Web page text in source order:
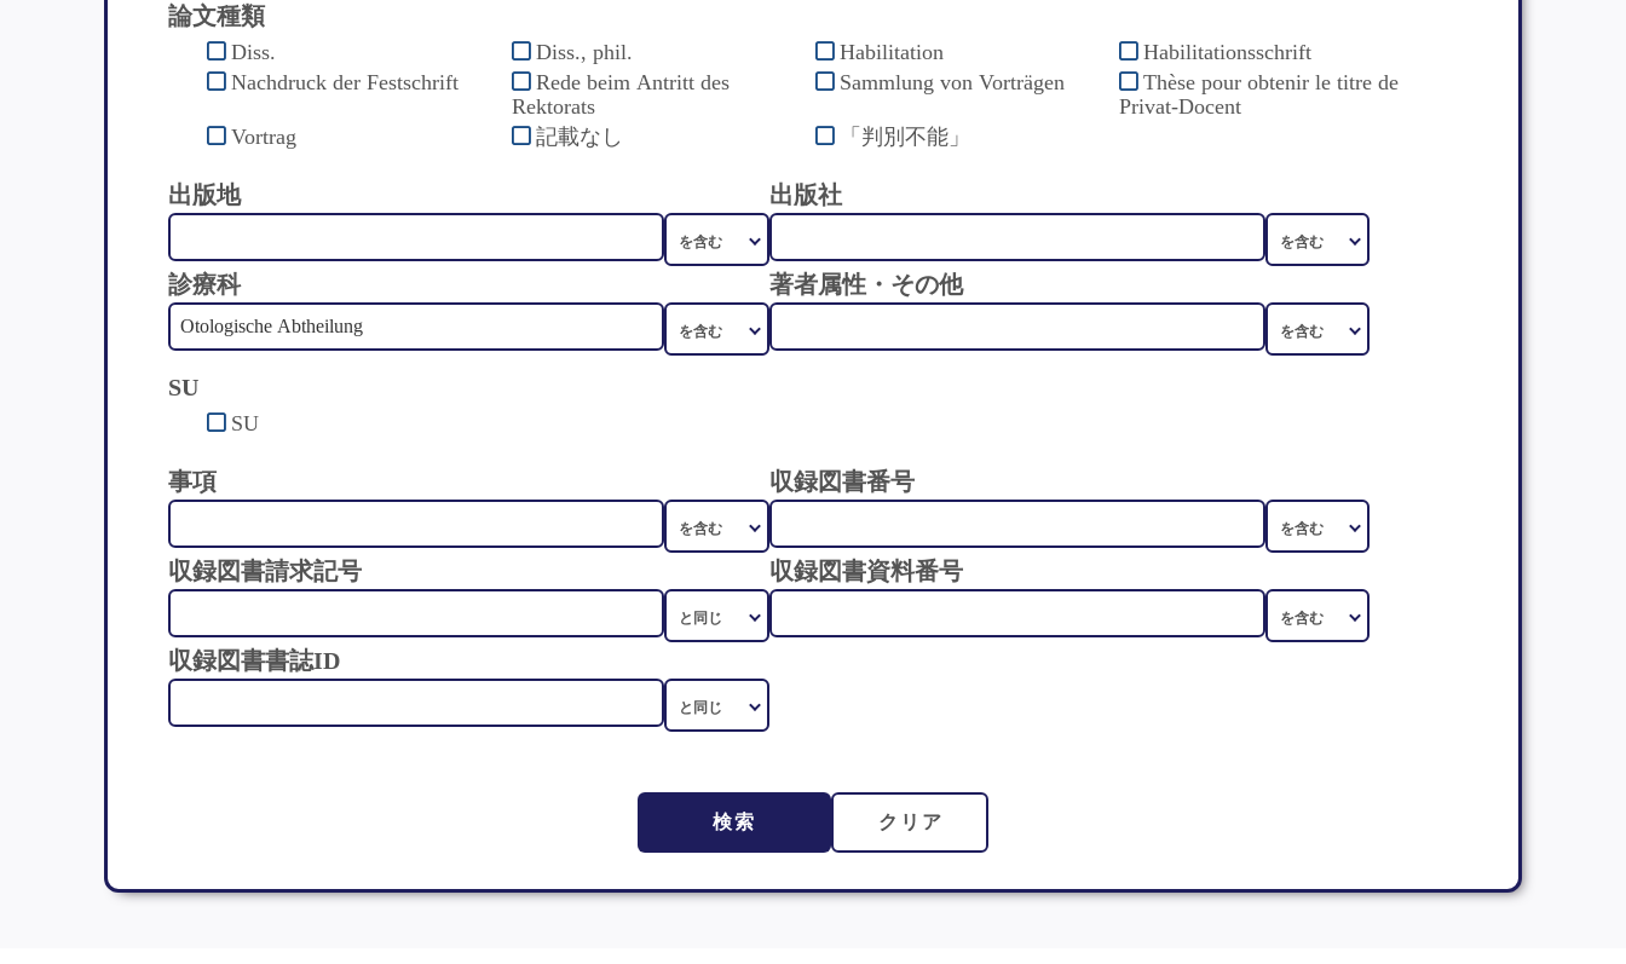
論文種類
Diss. Diss., phil. Habilitation
Habilitationsschrift
Nachdruck der Festschrift
Rede beim Antritt des
Rektorats
Sammlung von Vorträgen
Thèse pour obtenir le titre de
Privat-Docent
Vortrag
記載なし 「判別不能」
出版地 出版社
診療科 著者属性・その他
SU
SU
事項 収録図書番号
収録図書請求記号 収録図書資料番号
収録図書書誌ID
検索 クリア